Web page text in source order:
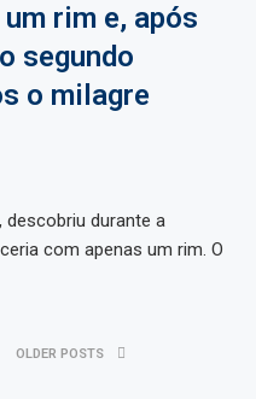
rim e, após
segundo
o milagre
descobriu durante a
com apenas um rim. O
OLDER POSTS